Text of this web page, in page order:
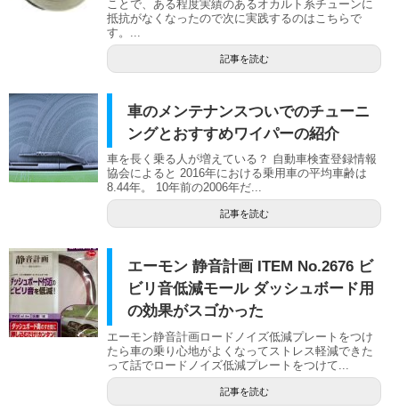
ことで、ある程度実績のあるオカルト系チューンに
抵抗がなくなったので次に実践するのはこちらで
す。...
記事を読む
車のメンテナンスついでのチューニ
ングとおすすめワイパーの紹介
車を長く乗る人が増えている？ 自動車検査登録情報
協会によると 2016年における乗用車の平均車齢は
8.44年。 10年前の2006年だ...
記事を読む
エーモン 静音計画 ITEM No.2676 ビ
ビリ音低減モール ダッシュボード用
の効果がスゴかった
エーモン静音計画ロードノイズ低減プレートをつけ
たら車の乗り心地がよくなってストレス軽減できた
って話でロードノイズ低減プレートをつけて...
記事を読む